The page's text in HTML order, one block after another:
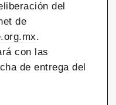
del
de
.
con las
de entrega del